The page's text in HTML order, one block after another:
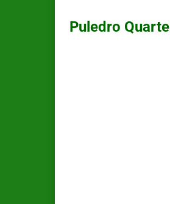
Puledro